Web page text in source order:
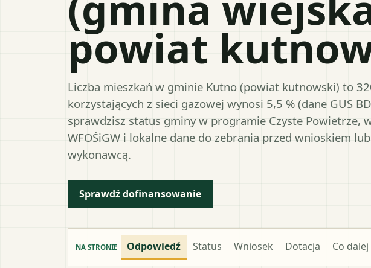
powiat
Liczba mieszkań w gminie Kutno (powiat kutnowski) to
korzystających z sieci gazowej wynosi 5,5 % (dane GUS
sprawdzisz status gminy w programie Czyste Powietrze,
WFOŚiGW i lokalne dane do zebrania przed wnioskiem
wykonawcą.
Sprawdź dofinansowanie
NA STRONIE Odpowiedź Status Wniosek Dotacja Co dalej